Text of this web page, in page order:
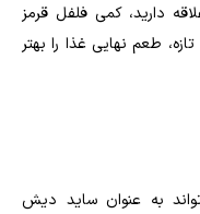
دارید، کمی فلفل قرمز
طعم نهایی غذا را بهتر
به عنوان ساید دیش